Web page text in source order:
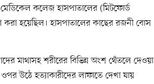
কলেজ হাসপাতালের (মিটফোর্ড
করা হয়েছিল। হাসপাতালের কাছের রজনী বোস
মাথাসহ শরীরের বিভিন্ন অংশ থেঁতলে দেওয়া
উঠে হত্যাকারীদের লাফাতে দেখা যায়